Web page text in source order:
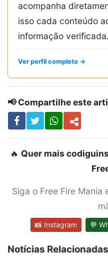
acompanha
isso cada conteúdo
informação verificada.
Ver perfil completo →
📢 Compartilhe este
🔥 Quer mais
Siga o Free Fire
📸 Instagram 💬
Notícias